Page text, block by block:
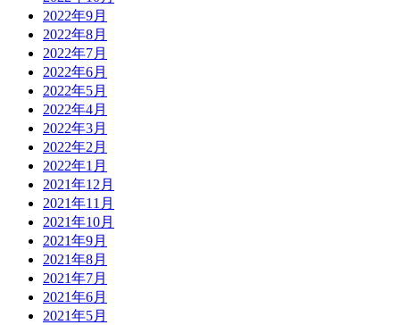
2022年9月
2022年8月
2022年7月
2022年6月
2022年5月
2022年4月
2022年3月
2022年2月
2022年1月
2021年12月
2021年11月
2021年10月
2021年9月
2021年8月
2021年7月
2021年6月
2021年5月